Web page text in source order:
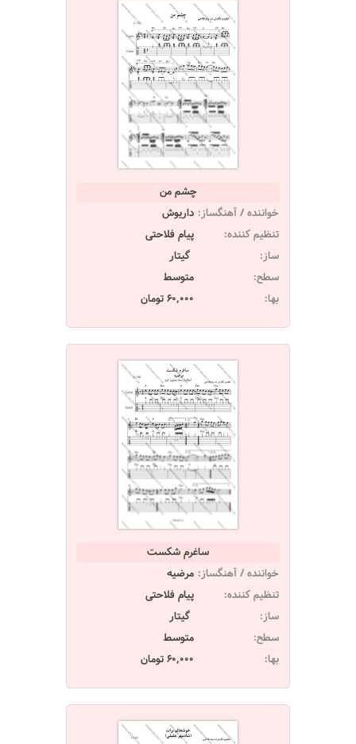
چشم من
خواننده / آهنگساز: داریوش
تنظیم کننده:
پیام فلاحتی
ساز:
گیتار
سطح:
متوسط
بها:
60,000 تومان
ساغرم شکست
خواننده / آهنگساز: مرضیه
تنظیم کننده:
پیام فلاحتی
ساز:
گیتار
سطح:
متوسط
بها:
60,000 تومان